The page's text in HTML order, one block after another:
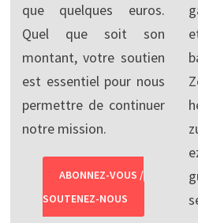
que quelques euros.
Quel que soit son
montant, votre soutien
est essentiel pour nous
permettre de continuer
notre mission.
ABONNEZ-VOUS /
SOUTENEZ-NOUS